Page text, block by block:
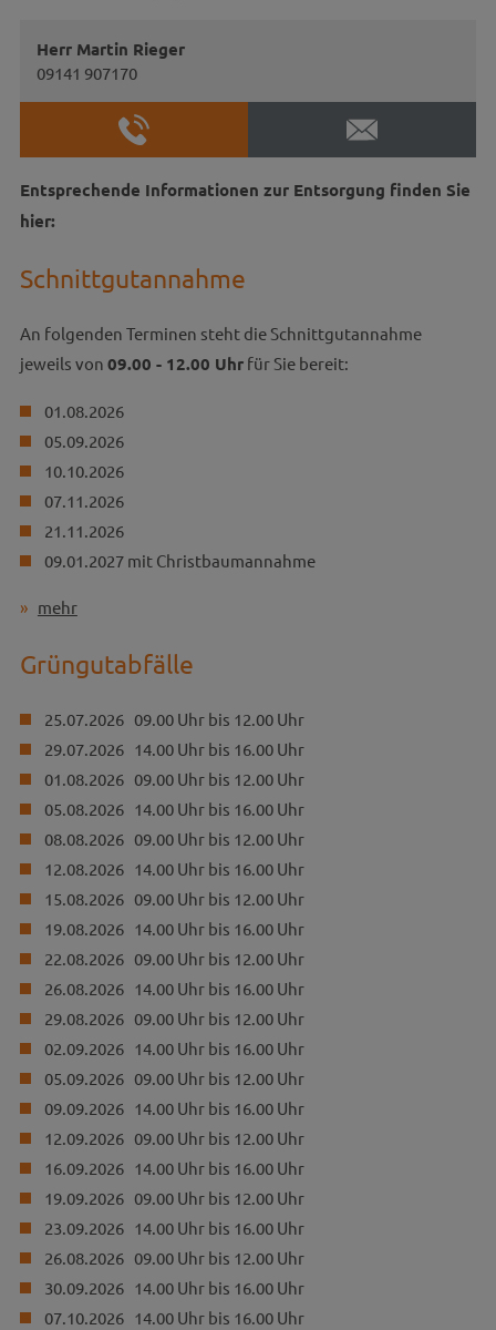
Herr Martin Rieger
09141 907170
Entsprechende Informationen zur Entsorgung finden Sie
hier:
Schnittgutannahme
An folgenden Terminen steht die Schnittgutannahme
jeweils von 09.00 - 12.00 Uhrfür Sie bereit:
01.08.2026
05.09.2026
10.10.2026
07.11.2026
21.11.2026
09.01.2027 mit Christbaumannahme
mehr
Grüngutabfälle
25.07.2026 09.00 Uhr bis 12.00 Uhr
29.07.2026 14.00 Uhr bis 16.00 Uhr
01.08.2026 09.00 Uhr bis 12.00 Uhr
05.08.2026 14.00 Uhr bis 16.00 Uhr
08.08.2026 09.00 Uhr bis 12.00 Uhr
12.08.2026 14.00 Uhr bis 16.00 Uhr
15.08.2026 09.00 Uhr bis 12.00 Uhr
19.08.2026 14.00 Uhr bis 16.00 Uhr
22.08.2026 09.00 Uhr bis 12.00 Uhr
26.08.2026 14.00 Uhr bis 16.00 Uhr
29.08.2026 09.00 Uhr bis 12.00 Uhr
02.09.2026 14.00 Uhr bis 16.00 Uhr
05.09.2026 09.00 Uhr bis 12.00 Uhr
09.09.2026 14.00 Uhr bis 16.00 Uhr
12.09.2026 09.00 Uhr bis 12.00 Uhr
16.09.2026 14.00 Uhr bis 16.00 Uhr
19.09.2026 09.00 Uhr bis 12.00 Uhr
23.09.2026 14.00 Uhr bis 16.00 Uhr
26.08.2026 09.00 Uhr bis 12.00 Uhr
30.09.2026 14.00 Uhr bis 16.00 Uhr
07.10.2026 14.00 Uhr bis 16.00 Uhr